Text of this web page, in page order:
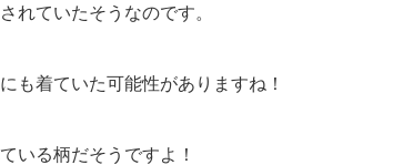
れていたそうなのです。
も着ていた可能性がありますね！
いる柄だそうですよ！